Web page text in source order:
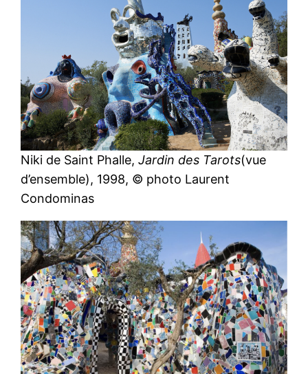
Niki de Saint Phalle,Jardin des Tarots(vue
d’ensemble), 1998, © photo Laurent
Condominas